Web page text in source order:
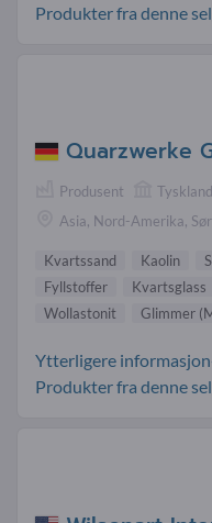
Produkter fra denne
Quarzwerke
Produsent
Tyskland
Asia, Nord-Amerika,
Kvartssand Kaolin
Fyllstoffer
Kvartsglass
Wollastonit
Glimmer
Ytterligere
Produkter fra denne